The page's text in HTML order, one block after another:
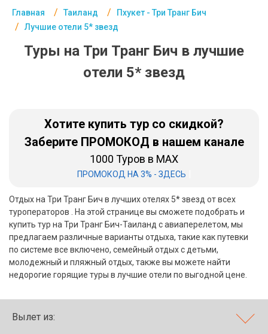
Главная Таиланд
Пхукет - Три Транг Бич
Лучшие отели 5* звезд
Туры на Три Транг Бич в лучшие
отели 5* звезд
Хотите купить тур со скидкой?
Заберите ПРОМОКОД в нашем канале
1000 Туров в MAX
ПРОМОКОД НА 3% - ЗДЕСЬ
Отдых на Три Транг Бич в лучших отелях 5* звезд от всех
туроператоров . На этой странице вы сможете подобрать и
купить тур на Три Транг Бич-Таиланд с авиаперелетом, мы
предлагаем различные варианты отдыха, такие как путевки
по системе все включено, семейный отдых с детьми,
молодежный и пляжный отдых, также вы можете найти
недорогие горящие туры в лучшие отели по выгодной цене.
Вылет из:
Египет
Хайнань
Занзибар
Абхазия
Большой Сочи
Кав Мин Воды
Экскурсионные туры